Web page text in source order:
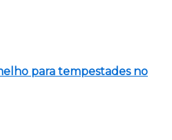
para tempestades no